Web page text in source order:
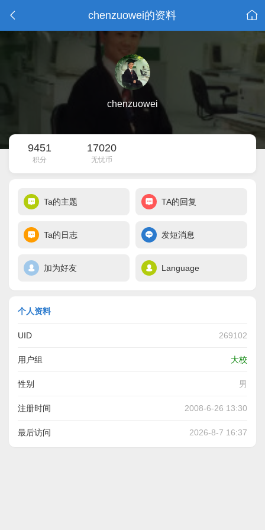
chenzuowei的资料
chenzuowei
9451
积分
17020
无忧币
Ta的主题 TA的回复
Ta的日志 发短消息
加为好友 Language
个人资料
UID 269102
用户组 大校
性别 男
注册时间 2008-6-26 13:30
最后访问 2026-8-7 16:37